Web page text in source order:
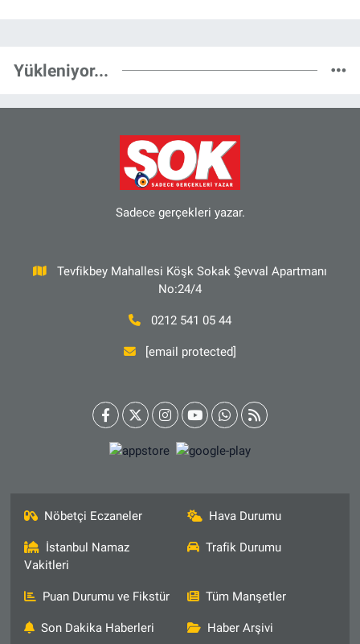
Yükleniyor...
Sadece gerçekleri yazar.
Tevfikbey Mahallesi Köşk Sokak Şevval Apartmanı
No:24/4
0212 541 05 44
[email protected]
Nöbetçi Eczaneler Hava Durumu
İstanbul Namaz
Vakitleri
Trafik Durumu
Puan Durumu ve Fikstür Tüm Manşetler
Son Dakika Haberleri Haber Arşivi